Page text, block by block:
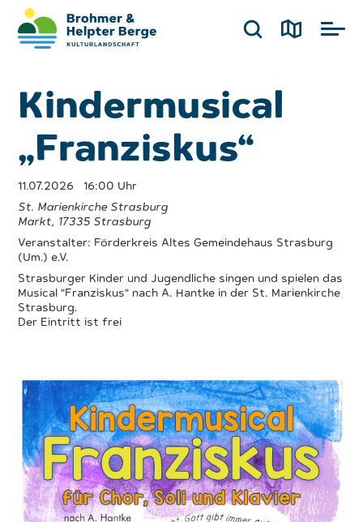
Kindermusical
„Franziskus“
11.07.2026 16:00 Uhr
St. Marienkirche Strasburg
Markt, 17335 Strasburg
Veranstalter: Förderkreis Altes Gemeindehaus Strasburg
(Um.) e.V.
Strasburger Kinder und Jugendliche singen und spielen das
Musical "Franziskus" nach A. Hantke in der St. Marienkirche
Strasburg.
Der Eintritt ist frei